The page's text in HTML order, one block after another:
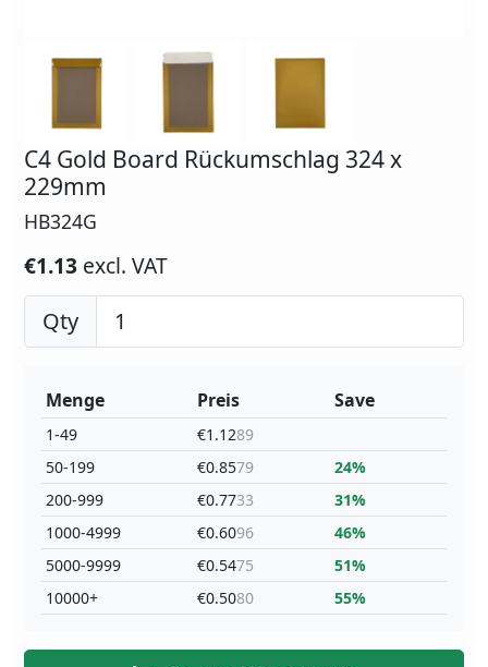
C4 Gold Board Rückumschlag 324 x
229mm
HB324G
€1.13 excl. VAT
Qty
Menge
1-49
50-199
200-999
1000-4999
5000-9999
10000+
Preis
€1.1289
€0.8579
€0.7733
€0.6096
€0.5475
€0.5080
Save
24%
31%
46%
51%
55%